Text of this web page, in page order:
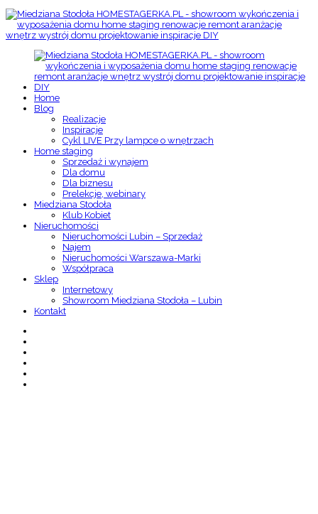
Home
Blog
Realizacje
Inspiracje
Cykl LIVE Przy lampce o wnętrzach
Home staging
Sprzedaż i wynajem
Dla domu
Dla biznesu
Prelekcje, webinary
Miedziana Stodoła
Klub Kobiet
Nieruchomości
Nieruchomości Lubin – Sprzedaż
Najem
Nieruchomości Warszawa-Marki
Współpraca
Sklep
Internetowy
Showroom Miedziana Stodoła – Lubin
Kontakt